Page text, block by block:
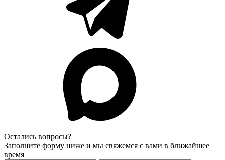
Остались вопросы?
Заполните форму ниже и мы свяжемся с вами в ближайшее
время